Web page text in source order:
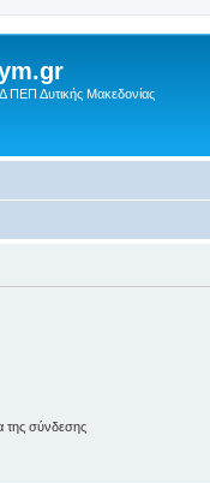
ΠΕΠ Δυτικής Μακεδονίας
της σύνδεσης